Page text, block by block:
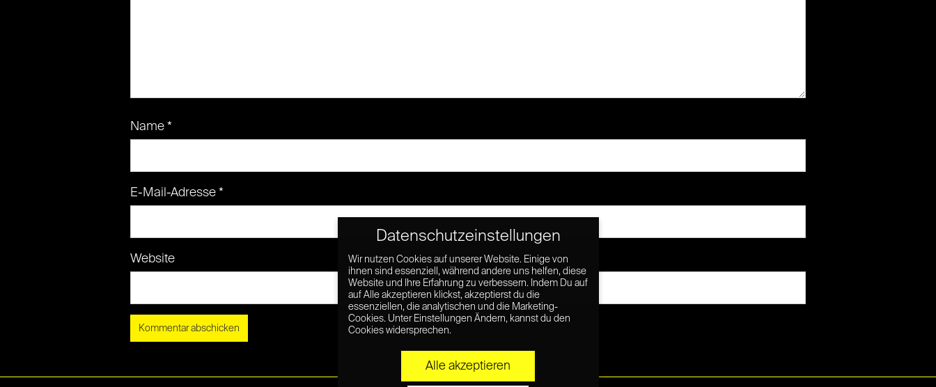
Name *
E-Mail-Adresse *
Website
Datenschutzeinstellungen
Wir nutzen Cookies auf unserer Website. Einige von
ihnen sind essenziell, während andere uns helfen, diese
Website und Ihre Erfahrung zu verbessern. Indem Du auf
auf Alle akzeptieren klickst, akzeptierst du die
essenziellen, die analytischen und die Marketing-
Cookies. Unter Einstellungen Ändern, kannst du den
Cookies widersprechen.
Alle akzeptieren